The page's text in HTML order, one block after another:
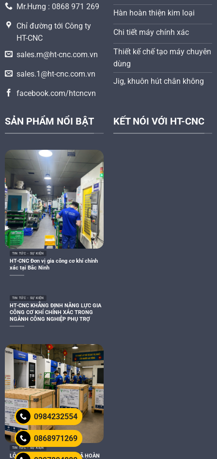
Mr.Hưng : 0868 971 269
Chỉ đường tới Công ty
HT-CNC
sales.m@ht-cnc.com.vn
sales.1@ht-cnc.com.vn
facebook.com/htcncvn
Hàn hoàn thiện kim loại
Chi tiết máy chính xác
Thiết kế chế tạo máy chuyên
dùng
Jig, khuôn hút chân không
SẢN PHẨM NỔI BẬT
TIN TỨC - SỰ KIỆN
HT-CNC Đơn vị gia công cơ khí chính
xác tại Bắc Ninh
TIN TỨC - SỰ KIỆN
HT-CNC KHẲNG ĐỊNH NĂNG LỰC GIA
CÔNG CƠ KHÍ CHÍNH XÁC TRONG
NGÀNH CÔNG NGHIỆP PHỤ TRỢ
TIN TỨC - SỰ KIỆN
LÔ HÀNG XUẤT KHẨU USA ĐÃ HOÀN
KẾT NÓI VỚI HT-CNC
0984232554
0868971269